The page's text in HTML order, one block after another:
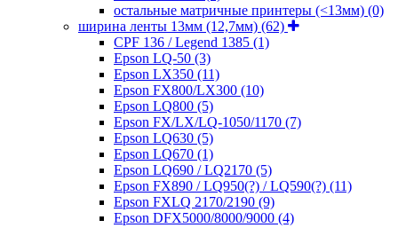
остальные матричные принтеры (<13мм) (0)
ширина ленты 13мм (12,7мм) (62)
CPF 136 / Legend 1385 (1)
Epson LQ-50 (3)
Epson LX350 (11)
Epson FX800/LX300 (10)
Epson LQ800 (5)
Epson FX/LX/LQ-1050/1170 (7)
Epson LQ630 (5)
Epson LQ670 (1)
Epson LQ690 / LQ2170 (5)
Epson FX890 / LQ950(?) / LQ590(?) (11)
Epson FXLQ 2170/2190 (9)
Epson DFX5000/8000/9000 (4)